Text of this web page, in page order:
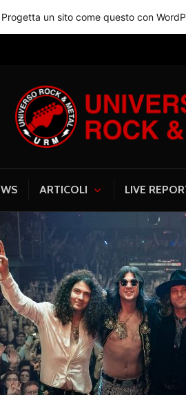
Universo
ARTICOLI LIVE
Progetta un sito come questo con